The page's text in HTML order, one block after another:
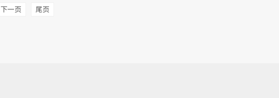
下一页 尾页